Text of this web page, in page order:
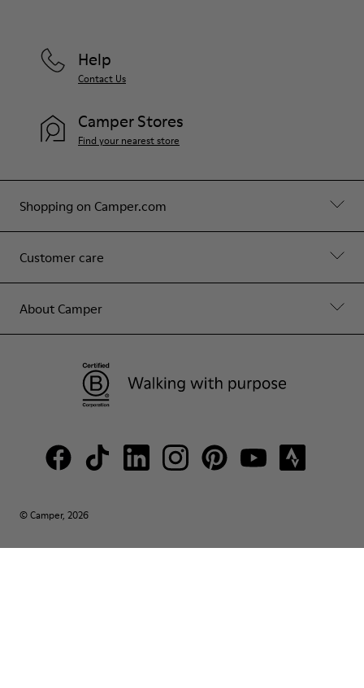
Shopping on Camper.com
Customer care
About Camper
Help
Contact Us
Camper Stores
Find your nearest store
© Camper, 2026